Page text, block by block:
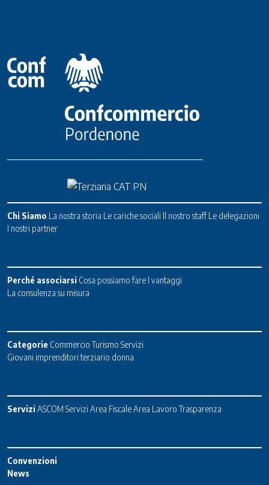
Chi Siamo La nostra storia Le cariche sociali Il nostro staff Le delegazioni
I nostri partner
Perché associarsi Cosa possiamo fare I vantaggi
La consulenza su misura
Categorie Commercio Turismo Servizi
Giovani imprenditori terziario donna
ServiziASCOM Servizi Area FiscaleArea Lavoro Trasparenza
Convenzioni
News